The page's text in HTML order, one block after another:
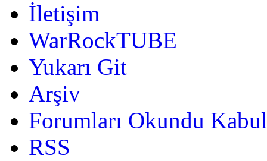
İletişim
WarRockTUBE
Yukarı Git
Arşiv
Forumları Okundu
RSS